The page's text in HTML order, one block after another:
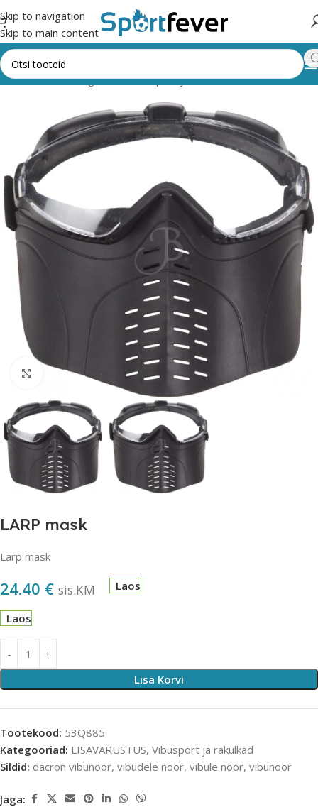
Skip to navigation
Skip to main content
Esileht Kõik kategooriad Vibusport ja rakulkad LISAVARUSTUS
Suurendamiseks klõpsake
LARP mask
Larp mask
24.40 € sis.KM Laos
Laos
Lisa Korvi
Tootekood: 53Q885
Kategooriad: LISAVARUSTUS, Vibusport ja rakulkad
Sildid: dacron vibunöör, vibudele nöör, vibule nöör, vibunöör
Jaga: